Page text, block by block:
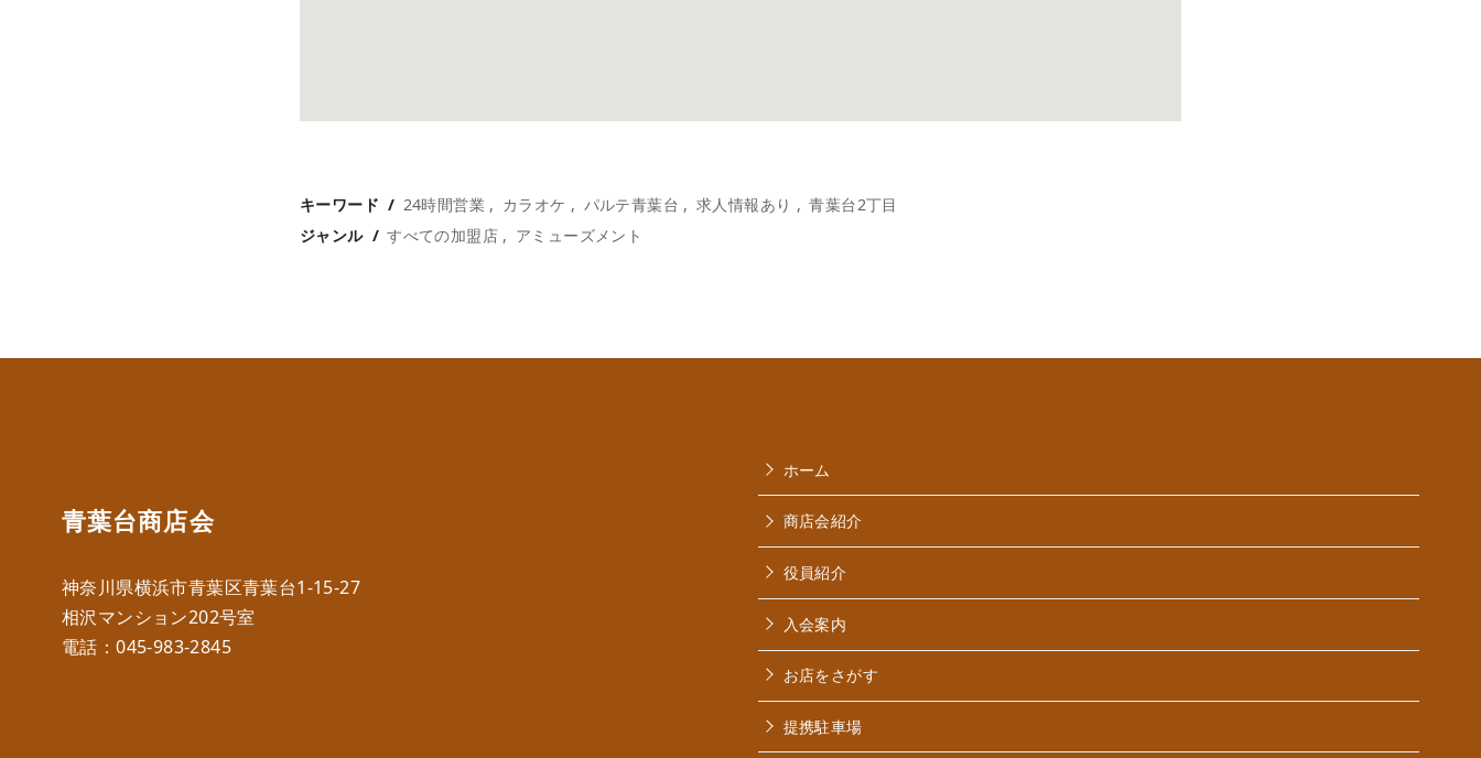
キーワード 24時間営業 カラオケ パルテ青葉台 求人情報あり
青葉台2丁目
ジャンル
すべての加盟店 アミューズメント
青葉台商店会
神奈川県横浜市青葉区青葉台1-15-27
相沢マンション202号室
電話：045-983-2845
ホーム
商店会紹介
役員紹介
入会案内
お店をさがす
提携駐車場